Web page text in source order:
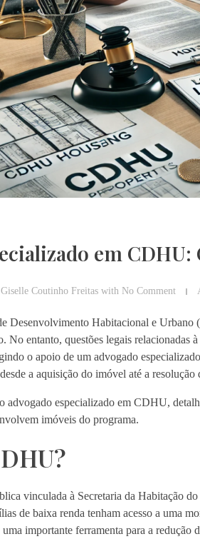
em
Giselle Coutinho Freitas with No Comment
Desenvolvimento Habitacional e
No entanto, questões legais
o apoio de um advogado
a aquisição do imóvel até a
advogado especializado em CDHU,
imóveis do programa.
vinculada à Secretaria da Habitação
de baixa renda tenham acesso a uma
importante ferramenta para a redução